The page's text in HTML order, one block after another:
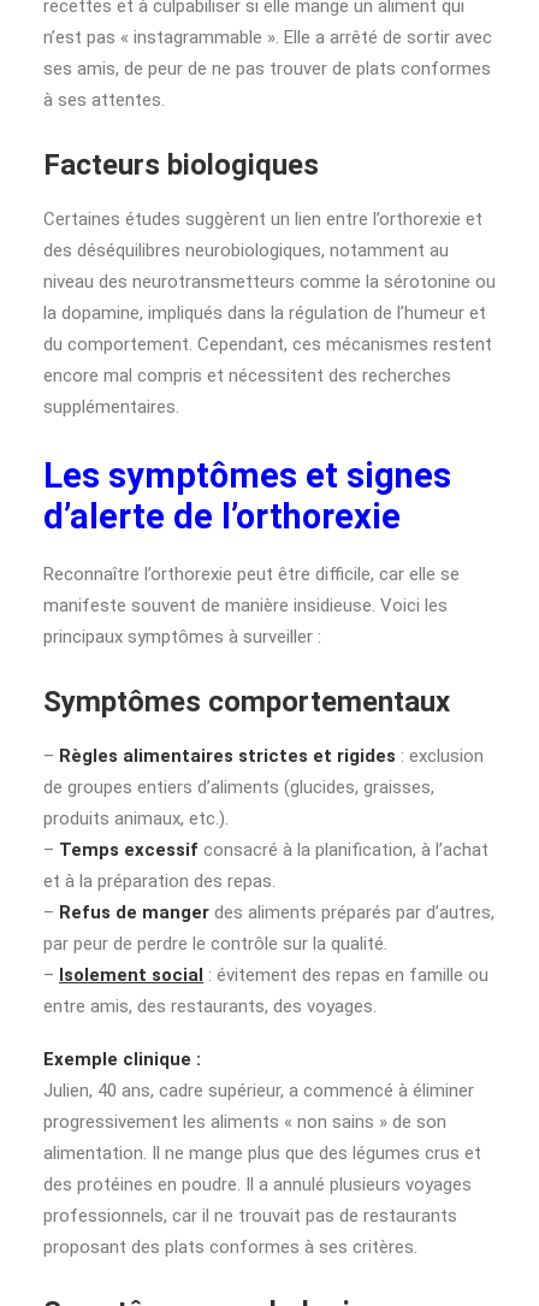
recettes et à culpabiliser si elle mange un aliment qui
n’est pas « instagrammable ». Elle a arrêté de sortir avec
ses amis, de peur de ne pas trouver de plats conformes
à ses attentes.
Facteurs biologiques
Certaines études suggèrent un lien entre l’orthorexie et
des déséquilibres neurobiologiques, notamment au
niveau des neurotransmetteurs comme la sérotonine ou
la dopamine, impliqués dans la régulation de l’humeur et
du comportement. Cependant, ces mécanismes restent
encore mal compris et nécessitent des recherches
supplémentaires.
Les symptômes et signes
d’alerte de l’orthorexie
Reconnaître l’orthorexie peut être difficile, car elle se
manifeste souvent de manière insidieuse. Voici les
principaux symptômes à surveiller :
Symptômes comportementaux
– Règles alimentaires strictes et rigides : exclusion
de groupes entiers d’aliments (glucides, graisses,
produits animaux, etc.).
– Temps excessif consacré à la planification, à l’achat
et à la préparation des repas.
– Refus de manger des aliments préparés par d’autres,
par peur de perdre le contrôle sur la qualité.
– Isolement social : évitement des repas en famille ou
entre amis, des restaurants, des voyages.
Exemple clinique :
Julien, 40 ans, cadre supérieur, a commencé à éliminer
progressivement les aliments « non sains » de son
alimentation. Il ne mange plus que des légumes crus et
des protéines en poudre. Il a annulé plusieurs voyages
professionnels, car il ne trouvait pas de restaurants
proposant des plats conformes à ses critères.